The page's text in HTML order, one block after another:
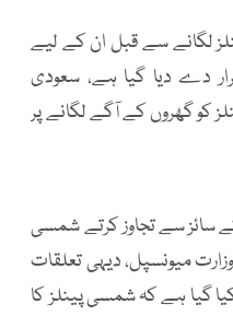
لگانے سے قبل ان کے لیے
دے دیا گیا ہے، سعودی
گھروں کے آگے لگانے پر
سے تجاوز کرتے شمسی
میونسپل، دیہی تعلقات
گیا ہے کہ شمسی پینلز کا